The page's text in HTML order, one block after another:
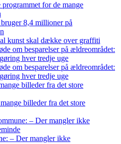
programmet for de mange
8,4 millioner på
kunst skal dække over graffiti
om besparelser på ældreområdet:
hver tredje uge
om besparelser på ældreområdet:
hver tredje uge
billeder fra det store
billeder fra det store
– Der mangler ikke
– Der mangler ikke